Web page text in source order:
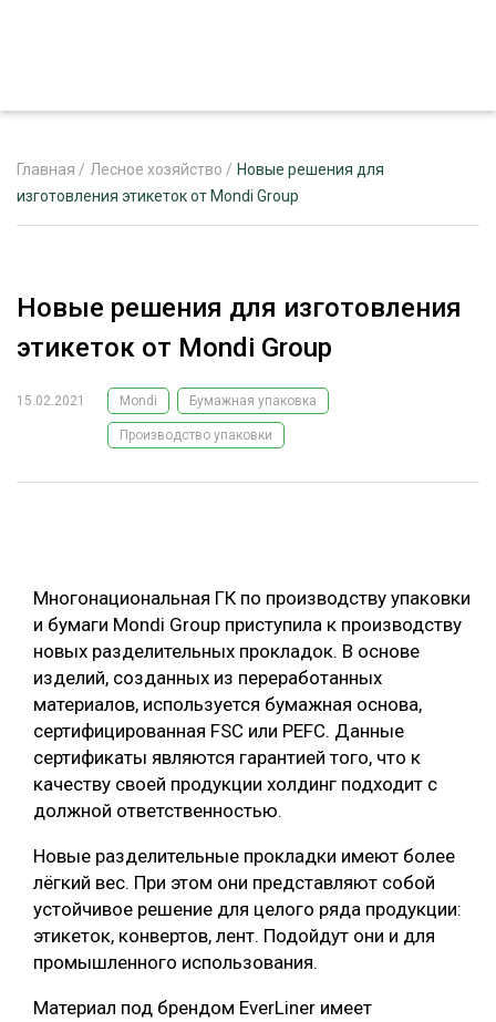
РЕКЛАМОДАТЕЛЯМ
ЛЕСНОЕ ХОЗЯЙСТВО
ЛЕСОЗАГОТОВКА
БИОЭНЕРГЕТИКА
ЛЕСОВОССТАНОВЛЕНИЕ И ЗАЩИТА
ЛОГИСТИКА
ПРОИЗВОДСТВО ДРЕВЕСНЫХ ПЛИТ
ЦБП
ЛЕСОПИЛЕНИЕ
ДЕРЕВЯННОЕ ДОМОСТРОЕНИЕ
БЕЗОПАСНОЕ ПРОИЗВОДСТВО
ПОДБОРКИ СТАТЕЙ
Главная / Лесное хозяйство / Новые решения для
изготовления этикеток от Mondi Group
Новые решения для изготовления
этикеток от Mondi Group
15.02.2021 Mondi Бумажная упаковка
Производство упаковки
Многонациональная ГК по производству упаковки
и бумаги Mondi Group приступила к производству
новых разделительных прокладок. В основе
изделий, созданных из переработанных
материалов, используется бумажная основа,
сертифицированная FSC или PEFC. Данные
сертификаты являются гарантией того, что к
качеству своей продукции холдинг подходит с
должной ответственностью.
Новые разделительные прокладки имеют более
лёгкий вес. При этом они представляют собой
устойчивое решение для целого ряда продукции:
этикеток, конвертов, лент. Подойдут они и для
промышленного использования.
Материал под брендом EverLiner имеет